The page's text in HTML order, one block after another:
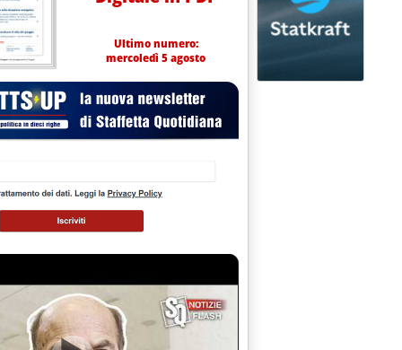
Ultimo numero:
mercoledì 5 agosto